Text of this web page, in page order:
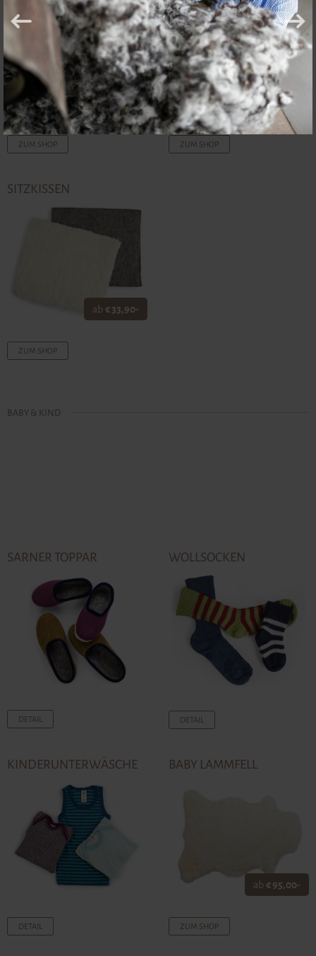
ab€ 159,00-
ZUM SHOP
ab€ 95,00-
ZUM SHOP
SITZKISSEN
ab € 33,90-
ZUM SHOP
BABY & KIND
SARNER TOPPAR
DETAIL
WOLLSOCKEN
DETAIL
KINDERUNTERWÄSCHE
DETAIL
BABY LAMMFELL
ab € 95,00-
ZUM SHOP